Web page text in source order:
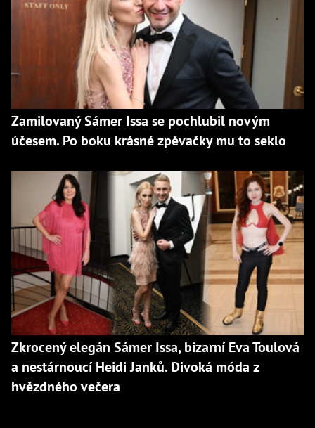
Zamilovaný Sámer Issa se pochlubil novým
účesem. Po boku krásné zpěvačky mu to seklo
Zkrocený elegán Sámer Issa, bizarní Eva Toulová
a nestárnoucí Heidi Janků. Divoká móda z
hvězdného večera